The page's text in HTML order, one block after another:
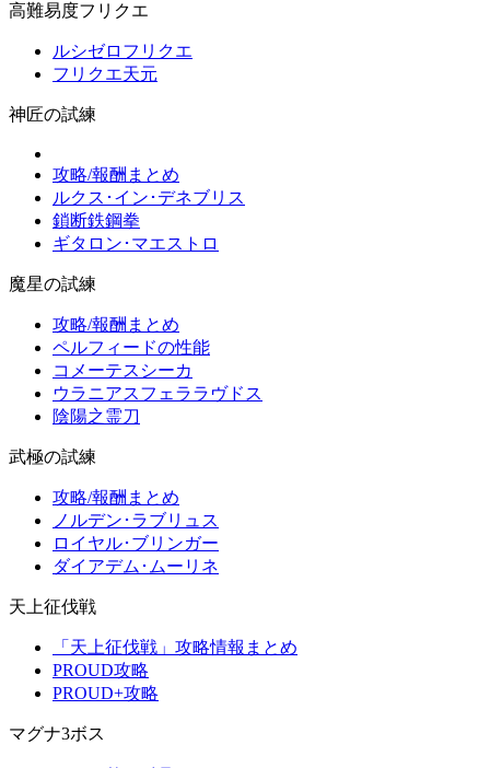
高難易度フリクエ
ルシゼロフリクエ
フリクエ天元
神匠の試練
攻略/報酬まとめ
ルクス･イン･デネブリス
鎖断鉄鋼拳
ギタロン･マエストロ
魔星の試練
攻略/報酬まとめ
ペルフィードの性能
コメーテスシーカ
ウラニアスフェララヴドス
陰陽之霊刀
武極の試練
攻略/報酬まとめ
ノルデン･ラブリュス
ロイヤル･ブリンガー
ダイアデム･ムーリネ
天上征伐戦
「天上征伐戦」攻略情報まとめ
PROUD攻略
PROUD+攻略
マグナ3ボス